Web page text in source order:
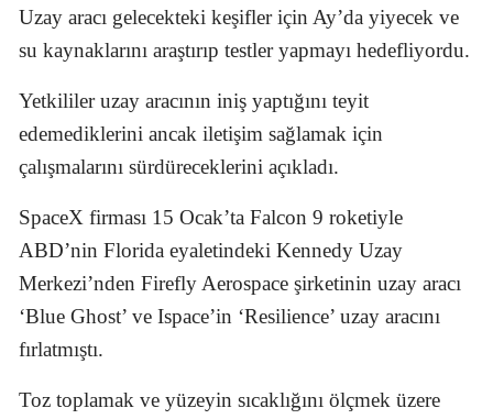
Uzay aracı gelecekteki keşifler için Ay’da yiyecek ve
su kaynaklarını araştırıp testler yapmayı hedefliyordu.
Yetkililer uzay aracının iniş yaptığını teyit
edemediklerini ancak iletişim sağlamak için
çalışmalarını sürdüreceklerini açıkladı.
SpaceX firması 15 Ocak’ta Falcon 9 roketiyle
ABD’nin Florida eyaletindeki Kennedy Uzay
Merkezi’nden Firefly Aerospace şirketinin uzay aracı
‘Blue Ghost’ ve Ispace’in ‘Resilience’ uzay aracını
fırlatmıştı.
Toz toplamak ve yüzeyin sıcaklığını ölçmek üzere